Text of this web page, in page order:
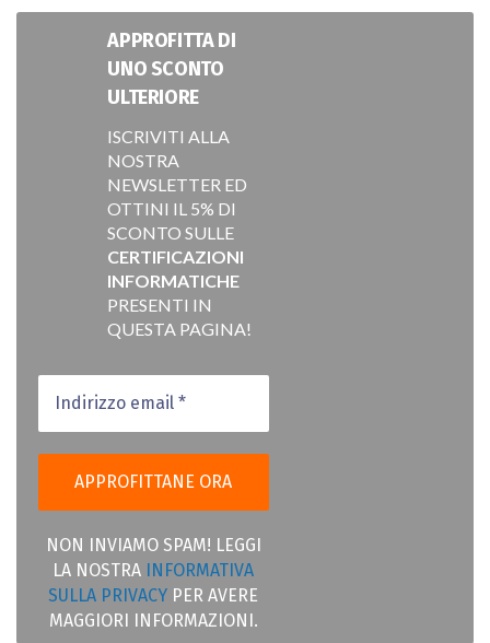
APPROFITTA DI
UNO SCONTO
ULTERIORE
ISCRIVITI ALLA
NOSTRA
NEWSLETTER ED
OTTINI IL 5% DI
SCONTO SULLE
CERTIFICAZIONI
INFORMATICHE
PRESENTI IN
QUESTA PAGINA!
NON INVIAMO SPAM! LEGGI
LA NOSTRA
INFORMATIVA
SULLA PRIVACY PER AVERE
MAGGIORI INFORMAZIONI.